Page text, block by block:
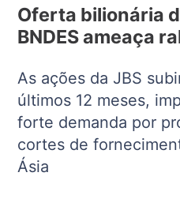
Oferta bilionária
BNDES ameaça
As ações da JBS
últimos 12 meses,
forte demanda por
cortes de
Ásia